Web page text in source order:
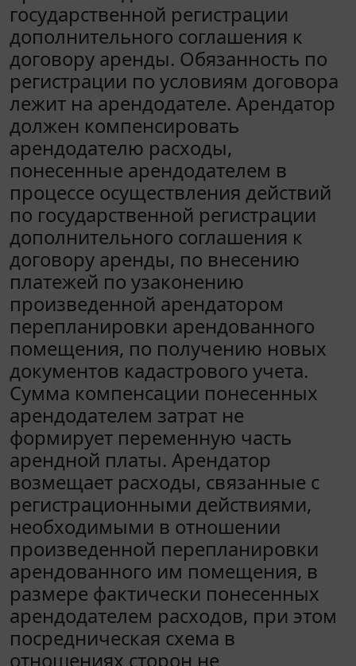
государственной регистрации
дополнительного соглашения к
договору аренды. Обязанность по
регистрации по условиям договора
лежит на арендодателе. Арендатор
должен компенсировать
арендодателю расходы,
понесенные арендодателем в
процессе осуществления действий
по государственной регистрации
дополнительного соглашения к
договору аренды, по внесению
платежей по узаконению
произведенной арендатором
перепланировки арендованного
помещения, по получению новых
документов кадастрового учета.
Сумма компенсации понесенных
арендодателем затрат не
формирует переменную часть
арендной платы. Арендатор
возмещает расходы, связанные с
регистрационными действиями,
необходимыми в отношении
произведенной перепланировки
арендованного им помещения, в
размере фактически понесенных
арендодателем расходов, при этом
посредническая схема в
отношениях сторон не